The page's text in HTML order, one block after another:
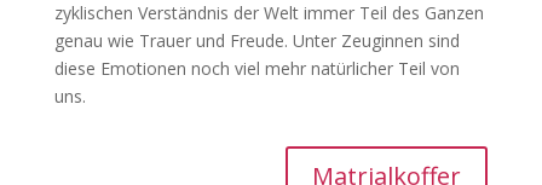
zyklischen Verständnis der Welt immer Teil des Ganzen
genau wie Trauer und Freude. Unter Zeuginnen sind
diese Emotionen noch viel mehr natürlicher Teil von
uns.
Matrialkoffer